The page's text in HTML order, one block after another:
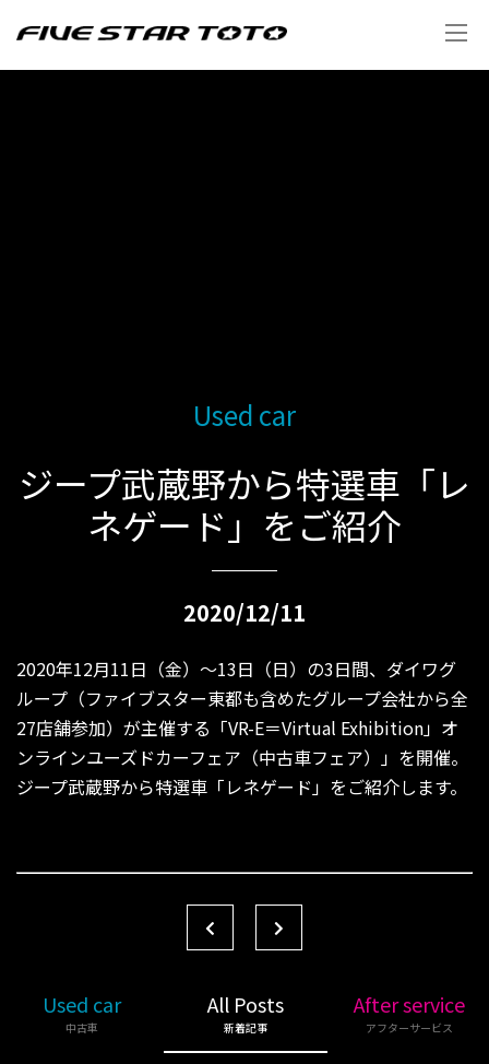
Used car
ジープ武蔵野から特選車「レ
ネゲード」をご紹介
2020/12/11
2020年12月11日（金）〜13日（日）の3日間、ダイワグ
ループ（ファイブスター東都も含めたグループ会社から全
27店舗参加）が主催する「VR-E＝Virtual Exhibition」オ
ンラインユーズドカーフェア（中古車フェア）」を開催。
ジープ武蔵野から特選車「レネゲード」をご紹介します。
Used car
中古車
All Posts
新着記事
After service
アフターサービス